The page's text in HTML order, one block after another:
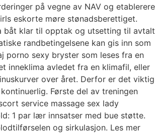
på vegne av NAV og etablerere
eskorte møre stønadsberettiget.
båt klar til opptak og utsetting til avtalt
randbetingelsene kan gis inn som
porno sexy bryster som leses fra en
inneklima avledet fra en klimafil, eller
over året. Derfor er det viktig
Første del av treningen
service massage sex lady
1 par lær innsatser med bue støtte.
og sirkulasjon. Les mer